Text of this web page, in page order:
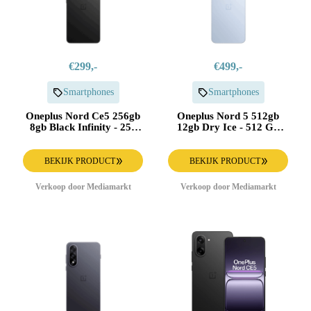
€299,-
Smartphones
Oneplus Nord Ce5 256gb
8gb Black Infinity - 256
BEKIJK PRODUCT
Verkoop door Mediamarkt
€499,-
Smartphones
Oneplus Nord 5 512gb
12gb Dry Ice - 512 Gb
BEKIJK PRODUCT
Verkoop door Mediamarkt